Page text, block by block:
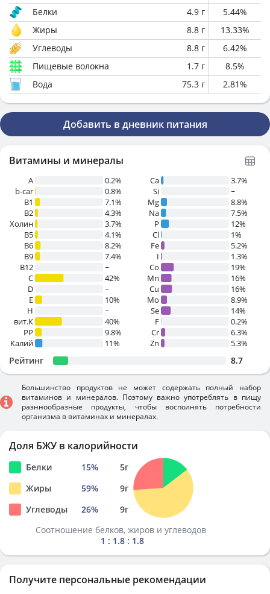
Белки
4.9 г 5.44%
Жиры
8.8 г 13.33%
Углеводы
8.8 г 6.42%
Пищевые волокна
1.7 г 8.5%
Вода
75.3 г 2.81%
Добавить в дневник питания
Витамины и минералы
A
0.2%
b-car
0.8%
В1
7.1%
B2
4.3%
Холин
3.7%
B5
4.1%
B6
8.2%
B9
7.4%
B12
~
C
42%
D
~
E
10%
H
~
вит.К
40%
PP
9.8%
Калий
11%
Ca
3.7%
Si
~
Mg
8.8%
Na
7.5%
P
12%
Cl
1%
Fe
5.2%
I
1.3%
Co
19%
Mn
16%
Cu
16%
Mo
8.9%
Se
14%
F
0.2%
Cr
6.3%
Zn
5.3%
Рейтинг 8.7
Большинство продуктов не может содержать полный набор
витаминов и минералов. Поэтому важно употреблять в пищу
разннообразные продукты, чтобы восполнять потребности
организма в витаминах и минералах.
Доля БЖУ в калорийности
Белки 15% 5г
Жиры
59% 9г
Углеводы
26% 9г
Соотношение белков, жиров и углеводов
1 : 1.8 : 1.8
Получите персональные рекомендации